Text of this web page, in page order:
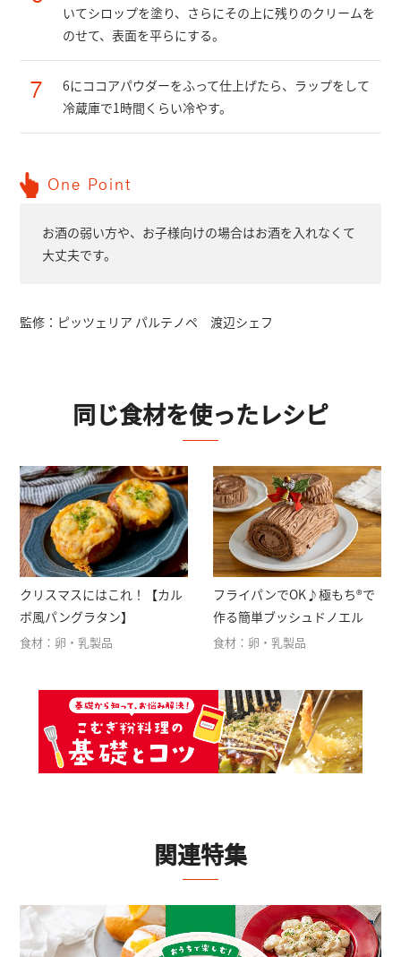
いてシロップを塗り、さらにその上に残りのクリームを
のせて、表面を平らにする。
7
6にココアパウダーをふって仕上げたら、ラップをして
冷蔵庫で1時間くらい冷やす。
One Point
お酒の弱い方や、お子様向けの場合はお酒を入れなくて
大丈夫です。
監修： ピッツェリア パルテノペ 渡辺シェフ
同じ食材を使ったレシピ
クリスマスにはこれ！【カル
ボ風パングラタン】
食材：卵・乳製品
フライパンでOK♪極もち®︎で
作る簡単ブッシュドノエル
食材：卵・乳製品
関連特集